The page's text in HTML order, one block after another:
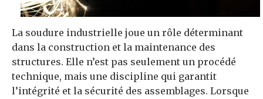
La soudure industrielle joue un rôle déterminant
dans la construction et la maintenance des
structures. Elle n’est pas seulement un procédé
technique, mais une discipline qui garantit
l’intégrité et la sécurité des assemblages. Lorsque